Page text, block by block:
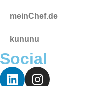
meinChef.de
kununu
Social